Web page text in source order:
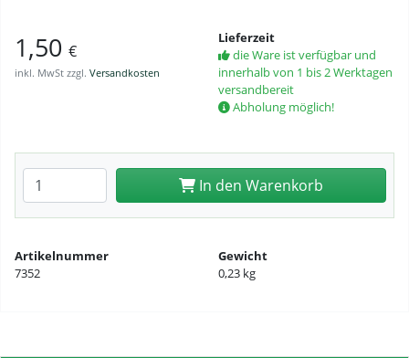
1,50 €
inkl. MwSt zzgl. Versandkosten
Lieferzeit
die Ware ist verfügbar und
innerhalb von 1 bis 2 Werktagen
versandbereit
Abholung möglich!
Anzahl eingeben In den Warenkorb
Artikelnummer
7352
Gewicht
0,23 kg